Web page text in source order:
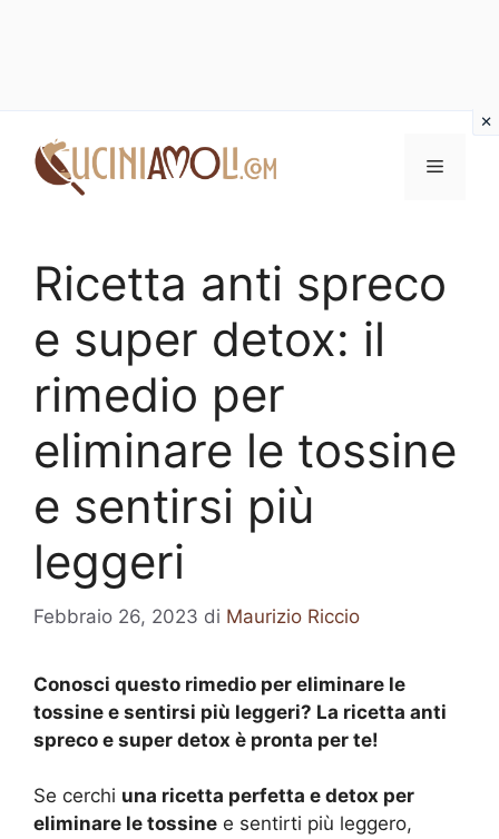
contenuto
Menu
Ricetta anti spreco
e super detox: il
rimedio per
eliminare le tossine
e sentirsi più
leggeri
Febbraio 26, 2023 di Maurizio Riccio
Conosci questo rimedio per eliminare le
tossine e sentirsi più leggeri? La ricetta anti
spreco e super detox è pronta per te!
Se cerchi una ricetta perfetta e detox per
eliminare le tossine e sentirti più leggero,